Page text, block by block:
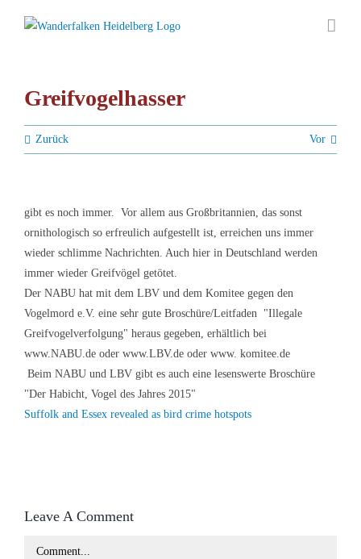
Inhalt
Greifvogelhasser
Zurück Vor
gibt es noch immer. Vor allem aus Großbritannien, das sonst
ornithologisch so erfreulich aufgestellt ist, erreichen uns immer
wieder schlimme Nachrichten. Auch hier in Deutschland werden
immer wieder Greifvögel getötet.
Der NABU hat mit dem LBV und dem Komitee gegen den
Vogelmord e.V. eine sehr gute Broschüre/Leitfaden "Illegale
Greifvogelverfolgung" heraus gegeben, erhältlich bei
www.NABU.de oder www.LBV.de oder www. komitee.de
Beim NABU und LBV gibt es auch eine lesenswerte Broschüre
"Der Habicht, Vogel des Jahres 2015"
Suffolk and Essex revealed as bird crime hotspots
Leave A Comment
Comment